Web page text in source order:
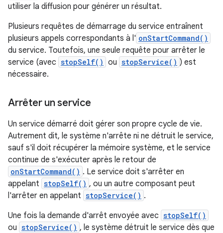
utiliser la diffusion pour générer un résultat.
Plusieurs requêtes de démarrage du service entraînent
plusieurs appels correspondants à l' onStartCommand()
du service. Toutefois, une seule requête pour arrêter le
service (avec stopSelf() ou stopService() ) est
nécessaire.
Arrêter un service
Un service démarré doit gérer son propre cycle de vie.
Autrement dit, le système n'arrête ni ne détruit le service,
sauf s'il doit récupérer la mémoire système, et le service
continue de s'exécuter après le retour de
onStartCommand() . Le service doit s'arrêter en
appelant stopSelf() , ou un autre composant peut
l'arrêter en appelant stopService() .
Une fois la demande d'arrêt envoyée avec stopSelf()
ou stopService() , le système détruit le service dès que